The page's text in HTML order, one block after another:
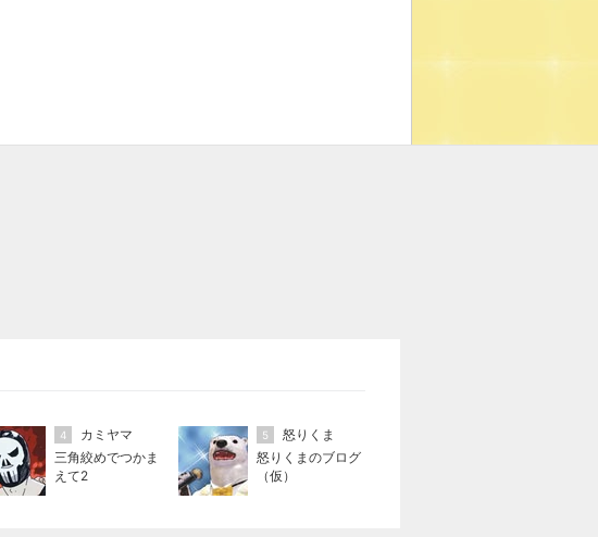
4
カミヤマ
三角絞めでつかま
えて2
5
怒りくま
怒りくまのブログ
（仮）